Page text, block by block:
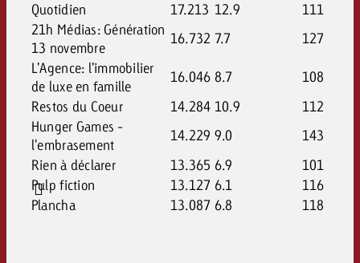
Quotidien
17.213 12.9
111
21h Médias: Génération
13 novembre
16.732 7.7
127
L'Agence: l'immobilier
de luxe en famille
16.046 8.7
108
Restos du Coeur
14.284 10.9
112
Hunger Games -
l'embrasement
14.229 9.0
143
Rien à déclarer
13.365 6.9
101
Pulp fiction
13.127 6.1
116
Plancha
13.087 6.8 118